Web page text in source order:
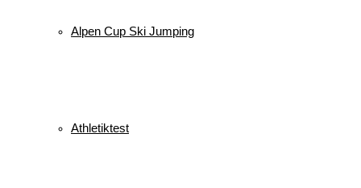
Alpen Cup Ski Jumping
Athletiktest